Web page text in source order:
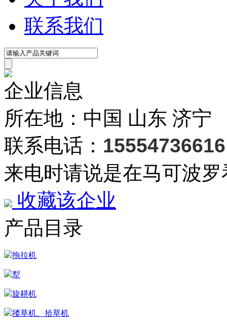
关于我们
联系我们
企业信息
所在地：中国 山东 济宁
联系电话： 15554736616
来电时请说是在马可波
收藏该企业
产品目录
拖拉机
犁
旋耕机